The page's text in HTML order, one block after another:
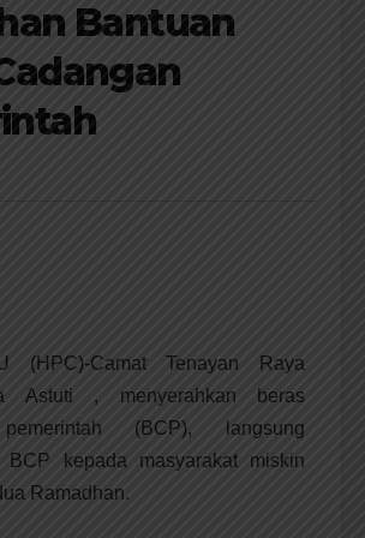
Bantuan
(HPC)-Camat Tenayan Raya
Astuti , menyerahkan beras
(BCP), langsung
BCP kepada masyarakat miskin
Ramadhan.